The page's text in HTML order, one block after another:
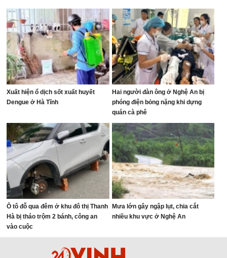
Xuất hiện ổ dịch sốt xuất huyết
Dengue ở Hà Tĩnh
Hai người đàn ông ở Nghệ An bị
phóng điện bỏng nặng khi dựng
quán cà phê
Ô tô đỗ qua đêm ở khu đô thị Thanh
Hà bị tháo trộm 2 bánh, công an
vào cuộc
Mưa lớn gây ngập lụt, chia cắt
nhiều khu vực ở Nghệ An